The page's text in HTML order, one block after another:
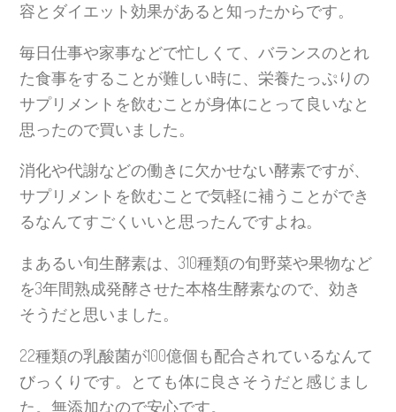
容とダイエット効果があると知ったからです。
毎日仕事や家事などで忙しくて、バランスのとれ
た食事をすることが難しい時に、栄養たっぷりの
サプリメントを飲むことが身体にとって良いなと
思ったので買いました。
消化や代謝などの働きに欠かせない酵素ですが、
サプリメントを飲むことで気軽に補うことができ
るなんてすごくいいと思ったんですよね。
まあるい旬生酵素は、310種類の旬野菜や果物など
を3年間熟成発酵させた本格生酵素なので、効き
そうだと思いました。
22種類の乳酸菌が100億個も配合されているなんて
びっくりです。とても体に良さそうだと感じまし
た。無添加なので安心です。